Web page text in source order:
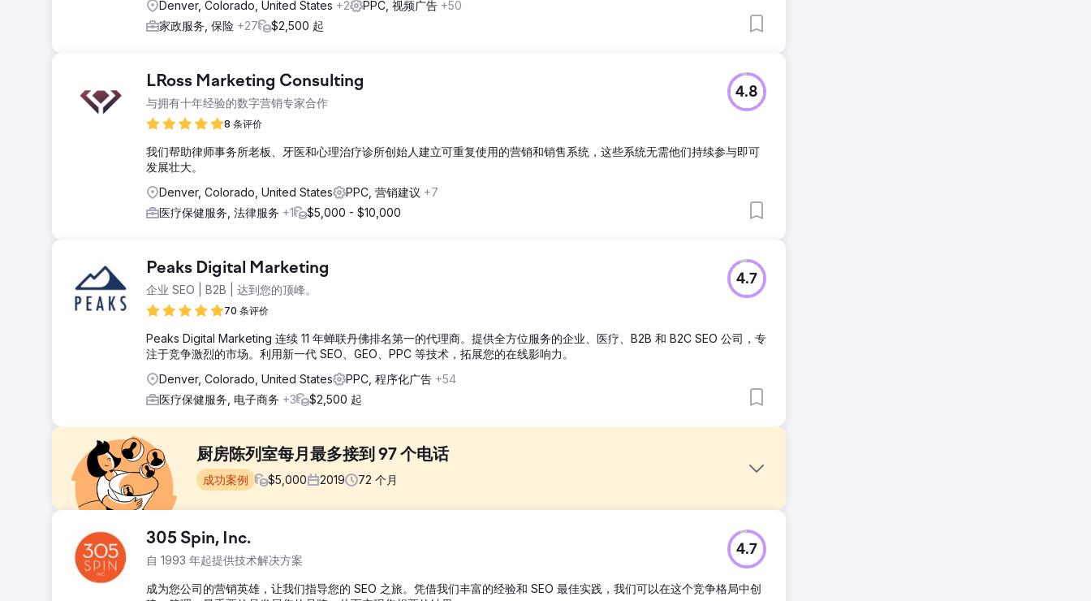
Denver, Colorado, United States +2 PPC, 视频广告 +50
家政服务, 保险 +27 $2,500 起
LRoss Marketing Consulting
与拥有十年经验的数字营销专家合作
8 条评价
4.8
我们帮助律师事务所老板、牙医和心理治疗诊所创始人建立可重复使用的营销和销售系统，这些系统无需他们持续参与即可
发展壮大。
Denver, Colorado, United States
PPC, 营销建议 +7
医疗保健服务, 法律服务 +1 $5,000 - $10,000
Peaks Digital Marketing
企业 SEO | B2B | 达到您的顶峰。
70 条评价
4.7
Peaks Digital Marketing 连续 11 年蝉联丹佛排名第一的代理商。提供全方位服务的企业、医疗、B2B 和 B2C SEO 公司，专
注于竞争激烈的市场。利用新一代 SEO、GEO、PPC 等技术，拓展您的在线影响力。
Denver, Colorado, United States
PPC, 程序化广告 +54
医疗保健服务, 电子商务 +3 $2,500 起
厨房陈列室每月最多接到 97 个电话
成功案例 $5,000 2019 72 个月
挑战
这家厨房改造陈列室的客户有一个过时的网站并且在线形象不佳。
解决方案
在开始 SEO 和 Google Ads 管理之前，我们设计并开发了一个漂亮的新 WordPress 网站。
305 Spin, Inc.
自 1993 年起提供技术解决方案
4.7
成为您公司的营销英雄，让我们指导您的 SEO 之旅。凭借我们丰富的经验和 SEO 最佳实践，我们可以在这个竞争格局中创